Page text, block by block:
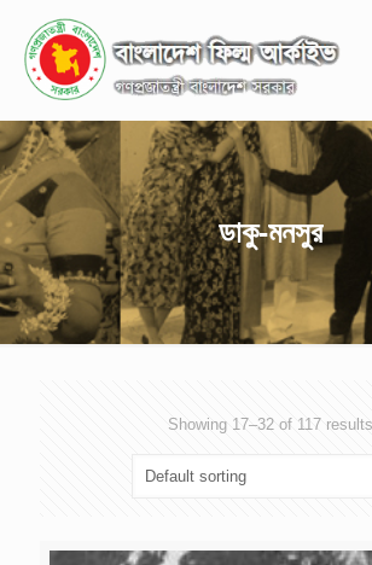
ডাকু-মনসুর
Showing 17–32 of 117 results